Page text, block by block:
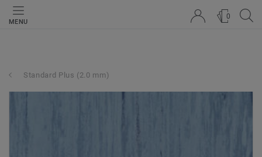
MENU
0
Standard Plus (2.0 mm)